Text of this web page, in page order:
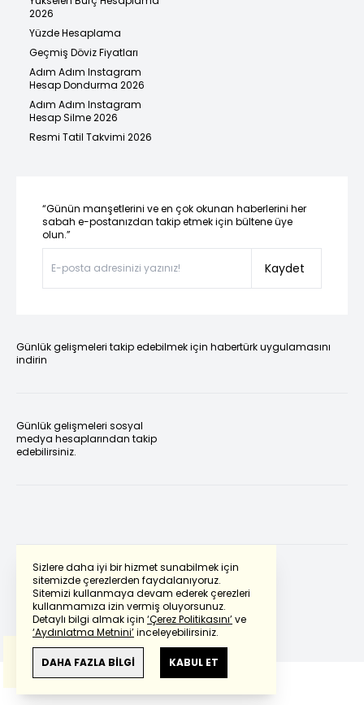
Sizlere daha iyi bir hizmet sunabilmek için
sitemizde çerezlerden faydalanıyoruz.
Sitemizi kullanmaya devam ederek çerezleri
kullanmamıza izin vermiş oluyorsunuz.
Detaylı bilgi almak için ‘Çerez Politikasını’ve
‘Aydınlatma Metnini’inceleyebilirsiniz.
DAHA FAZLA BİLGİ KABUL ET
2026
Yüzde Hesaplama
Geçmiş Döviz Fiyatları
Adım Adım Instagram
Hesap Dondurma 2026
Adım Adım Instagram
Hesap Silme 2026
Resmi Tatil Takvimi 2026
“Günün manşetlerini ve en çok okunan haberlerini her
sabah e-postanızdan takip etmek için bültene üye
olun.”
Kaydet
Günlük gelişmeleri takip edebilmek için habertürk uygulamasını
indirin
Günlük gelişmeleri sosyal
medya hesaplarından takip
edebilirsiniz.
Powered by Translate
Bu çevirideGoogle Transletekullanılmıştır.
Anlam ve çeviri hatalarından
haberturk.com
sorumlu değildir.